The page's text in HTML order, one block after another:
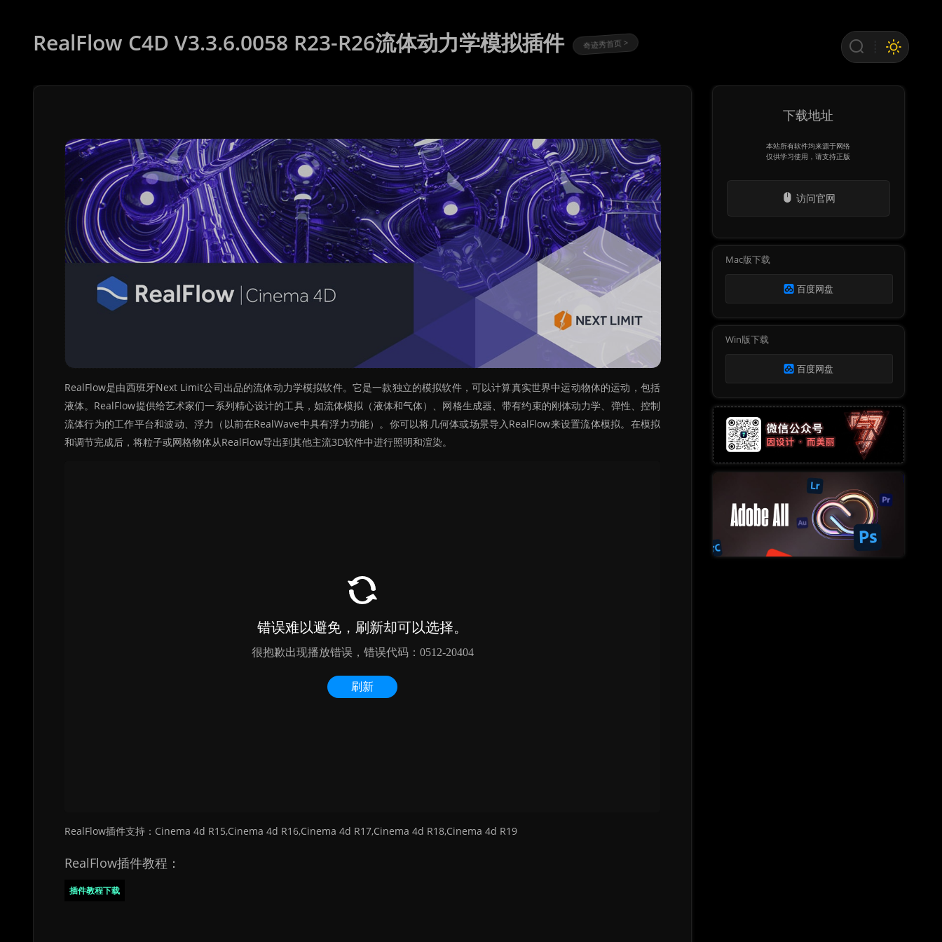
RealFlow C4D V3.3.6.0058 R23-R26流体动力学模拟插件 奇迹秀首页 >
RealFlow是由西班牙Next Limit公司出品的流体动力学模拟软件。它是一款独立的模拟软件，可以计算真实世界中运动物体的运动，包括
液体。RealFlow提供给艺术家们一系列精心设计的工具，如流体模拟（液体和气体）、网格生成器、带有约束的刚体动力学、弹性、控制
流体行为的工作平台和波动、浮力（以前在RealWave中具有浮力功能）。你可以将几何体或场景导入RealFlow来设置流体模拟。在模拟
和调节完成后，将粒子或网格物体从RealFlow导出到其他主流3D软件中进行照明和渲染。
RealFlow插件支持：Cinema 4d R15,Cinema 4d R16,Cinema 4d R17,Cinema 4d R18,Cinema 4d R19
RealFlow插件教程：
插件教程下载
下载地址
本站所有软件均来源于网络
仅供学习使用，请支持正版
访问官网
Mac版下载
百度网盘
Win版下载
百度网盘